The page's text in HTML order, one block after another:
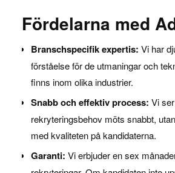
Fördelarna med
Branschspecifik expertis: Vi har
förståelse för de utmaningar och
finns inom olika industrier.
Snabb och effektiv process: Vi
rekryteringsbehov möts snabbt,
med kvaliteten på kandidaterna.
Garanti: Vi erbjuder en sex